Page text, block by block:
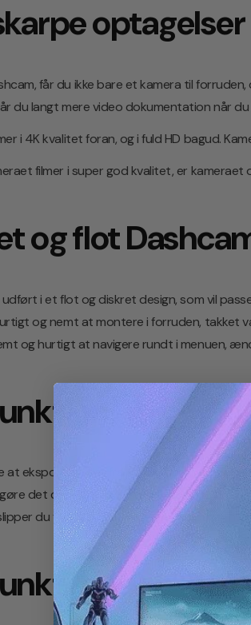
optagelser
får du ikke bare et kamera til
du langt mere video dokumentation når
i 4K kvalitet foran, og i fuld HD bagud.
filmer i super god kvalitet, er
og flot
i et flot og diskret design, som vil
og nemt at montere i forruden, takket
og hurtigt at navigere rundt i menuen,
at eksportere filer fra dit Dashcam, så er
det direkte på din smartphone, hvor
du for at skulle bruge en computer hver